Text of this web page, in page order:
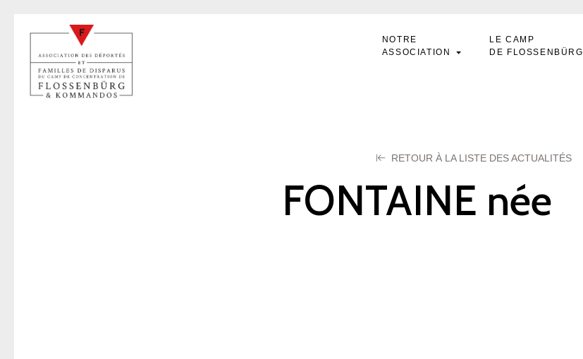
NOTRE
ASSOCIATION
LE CAMP
DE FLOSSENBÜRG
RETOUR À LA LISTE DES ACTUALITÉS
FONTAINE née